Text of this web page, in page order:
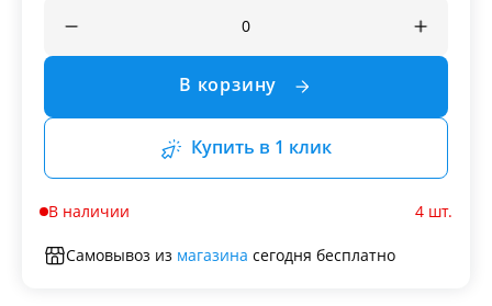
В корзину
Купить в 1 клик
В наличии 4 шт.
Самовывоз из магазина сегодня бесплатно